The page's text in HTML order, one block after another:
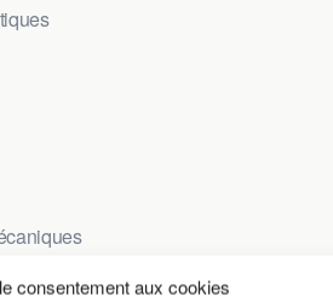
consentement aux cookies
– Textiles & Fibres